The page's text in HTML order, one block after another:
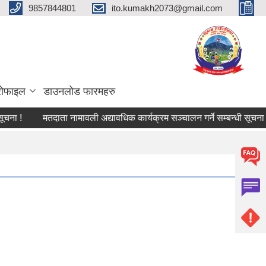
9857844801 ito.kumakh2073@gmail.com
डाउनलोड फारमहरु
! मतदाता नामावली अद्यावधिक कार्यक्रम सञ्चालन गर्ने सम्बन्धी सूचना !